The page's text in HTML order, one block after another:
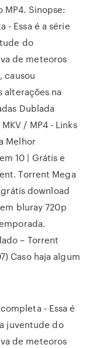
MP4. Sinopse:
- Essa é a série
do
de meteoros
causou
alterações na
Dublada
/ MP4 - Links
Melhor
10 | Grátis e
Torrent Mega
download
bluray 720p
– Torrent
Caso haja algum
- Essa é
juventude do
de meteoros